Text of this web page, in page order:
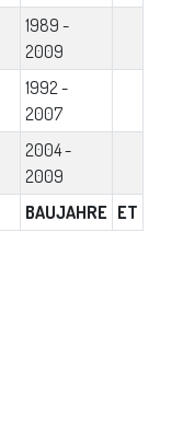
1989 -
2009
1992 -
2007
2004 -
2009
BAUJAHRE ET